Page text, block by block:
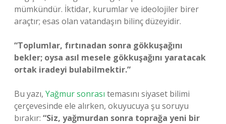
mümkündür. İktidar, kurumlar ve ideolojiler birer
araçtır; esas olan vatandaşın bilinç düzeyidir.
“Toplumlar, fırtınadan sonra gökkuşağını
bekler; oysa asıl mesele gökkuşağını yaratacak
ortak iradeyi bulabilmektir.”
Bu yazı, Yağmur sonrası temasını siyaset bilimi
çerçevesinde ele alırken, okuyucuya şu soruyu
bırakır: “Siz, yağmurdan sonra toprağa yeni bir